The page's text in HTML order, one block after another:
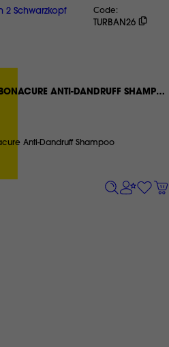
2 Schwarzkopf
Code
TURBAN26
ANTI-DANDRUFF SHAMPOO